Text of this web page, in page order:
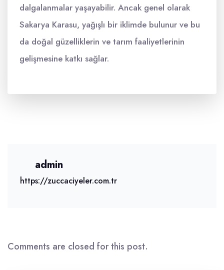
dalgalanmalar yaşayabilir. Ancak genel olarak
Sakarya Karasu, yağışlı bir iklimde bulunur ve bu
da doğal güzelliklerin ve tarım faaliyetlerinin
gelişmesine katkı sağlar.
admin
https://zuccaciyeler.com.tr
Comments are closed for this post.